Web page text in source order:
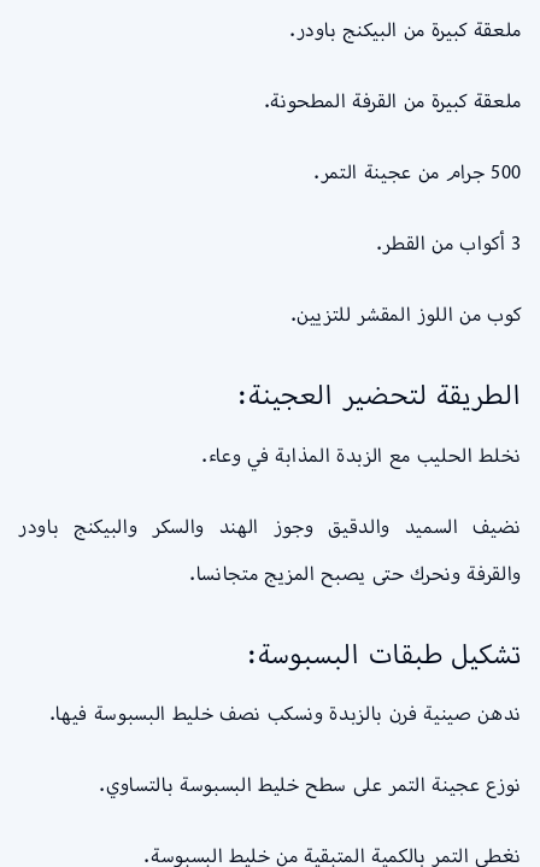
ملعقة كبيرة من البيكنج باودر.
ملعقة كبيرة من القرفة المطحونة.
500 جرام من عجينة التمر.
3 أكواب من القطر.
كوب من اللوز المقشر للتزيين.
الطريقة لتحضير العجينة:
نخلط الحليب مع الزبدة المذابة في وعاء.
نضيف السميد والدقيق وجوز الهند والسكر والبيكنج باودر
والقرفة ونحرك حتى يصبح المزيج متجانسا.
تشكيل طبقات البسبوسة:
ندهن صينية فرن بالزبدة ونسكب نصف خليط البسبوسة فيها.
نوزع عجينة التمر على سطح خليط البسبوسة بالتساوي.
نغطي التمر بالكمية المتبقية من خليط البسبوسة.